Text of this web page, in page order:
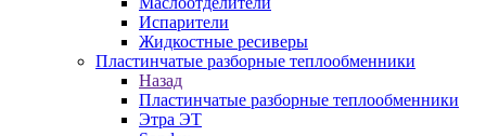
Испарители
Жидкостные ресиверы
Пластинчатые разборные теплообменники
Назад
Пластинчатые разборные теплообменники
Этра ЭТ